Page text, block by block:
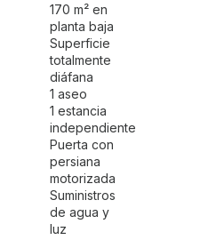
170 m² en
planta baja
Superficie
totalmente
diáfana
1 aseo
1 estancia
independiente
Puerta con
persiana
motorizada
Suministros
de agua y
luz